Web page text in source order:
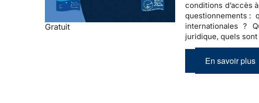
Gratuit
conditions d’accès
questionnements :
internationales ?
juridique, quels
En savoir plus